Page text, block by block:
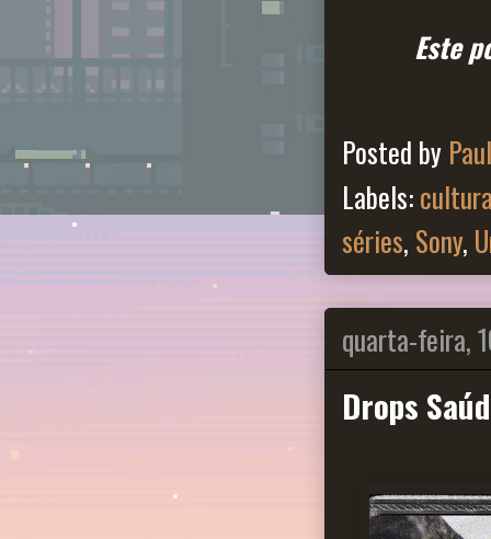
Este
Posted by
Labels:
séries, Sony,
quarta-feira,
Drops